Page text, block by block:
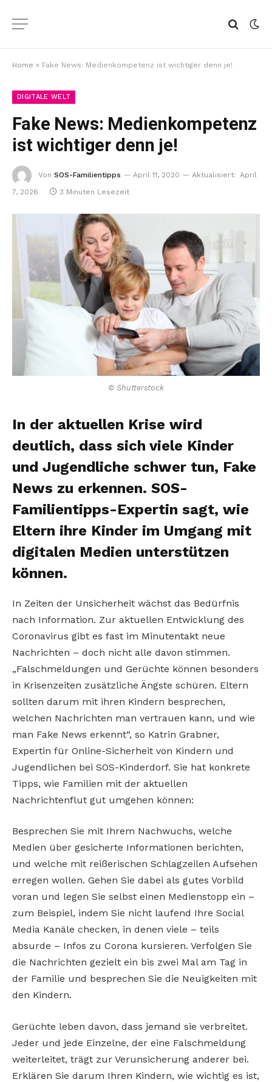
Home » Fake News: Medienkompetenz ist wichtiger denn je!
DIGITALE WELT
Fake News: Medienkompetenz
ist wichtiger denn je!
Von SOS-Familientipps April 11, 2020 Aktualisiert: April
7, 2026
3 Minuten Lesezeit
© Shutterstock
In der aktuellen Krise wird
deutlich, dass sich viele Kinder
und Jugendliche schwer tun, Fake
News zu erkennen. SOS-
Familientipps-Expertin sagt, wie
Eltern ihre Kinder im Umgang mit
digitalen Medien unterstützen
können.
In Zeiten der Unsicherheit wächst das Bedürfnis
nach Information. Zur aktuellen Entwicklung des
Coronavirus gibt es fast im Minutentakt neue
Nachrichten – doch nicht alle davon stimmen.
„Falschmeldungen und Gerüchte können besonders
in Krisenzeiten zusätzliche Ängste schüren. Eltern
sollten darum mit ihren Kindern besprechen,
welchen Nachrichten man vertrauen kann, und wie
man Fake News erkennt“, so Katrin Grabner,
Expertin für Online-Sicherheit von Kindern und
Jugendlichen bei SOS-Kinderdorf. Sie hat konkrete
Tipps, wie Familien mit der aktuellen
Nachrichtenflut gut umgehen können:
Besprechen Sie mit Ihrem Nachwuchs, welche
Medien über gesicherte Informationen berichten,
und welche mit reißerischen Schlagzeilen Aufsehen
erregen wollen. Gehen Sie dabei als gutes Vorbild
voran und legen Sie selbst einen Medienstopp ein –
zum Beispiel, indem Sie nicht laufend Ihre Social
Media Kanäle checken, in denen viele – teils
absurde – Infos zu Corona kursieren. Verfolgen Sie
die Nachrichten gezielt ein bis zwei Mal am Tag in
der Familie und besprechen Sie die Neuigkeiten mit
den Kindern.
Gerüchte leben davon, dass jemand sie verbreitet.
Jeder und jede Einzelne, der eine Falschmeldung
weiterleitet, trägt zur Verunsicherung anderer bei.
Erklären Sie darum Ihren Kindern, wie wichtig es ist,